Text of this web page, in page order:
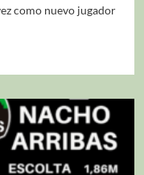
como nuevo jugador